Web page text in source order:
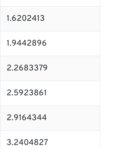
1.6202413
1.9442896
2.2683379
2.5923861
2.9164344
3.2404827